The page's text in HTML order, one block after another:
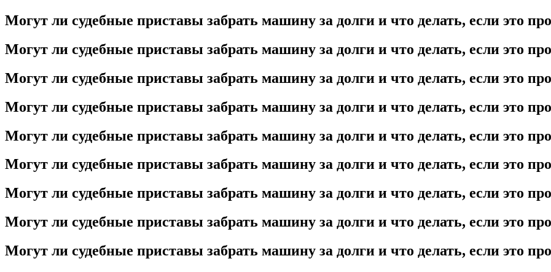
Могут ли судебные приставы забрать машину за долги и что делать, если это
Могут ли судебные приставы забрать машину за долги и что делать, если это
Могут ли судебные приставы забрать машину за долги и что делать, если это
Могут ли судебные приставы забрать машину за долги и что делать, если это
Могут ли судебные приставы забрать машину за долги и что делать, если это
Могут ли судебные приставы забрать машину за долги и что делать, если это
Могут ли судебные приставы забрать машину за долги и что делать, если это
Могут ли судебные приставы забрать машину за долги и что делать, если это
Могут ли судебные приставы забрать машину за долги и что делать, если это